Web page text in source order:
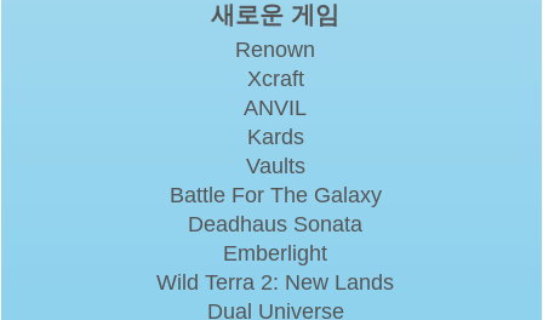
새로운 게임
Renown
Xcraft
ANVIL
Kards
Vaults
Battle For The Galaxy
Deadhaus Sonata
Emberlight
Wild Terra 2: New Lands
Dual Universe